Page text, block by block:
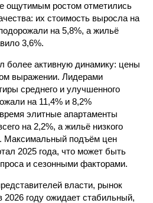
ощутимым ростом отметились
их стоимость выросла на
на 5,8%, а жильё
3,6%.
более активную динамику: цены
выражении. Лидерами
среднего и улучшенного
на 11,4% и 8,2%
элитные апартаменты
на 2,2%, а жильё низкого
Максимальный подъём цен
2025 года, что может быть
и сезонными факторами.
власти, рынок
2026 году ожидает стабильный,